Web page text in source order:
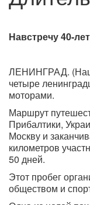
Навстречу 40-
ЛЕНИНГРАД. (Наш
четыре
моторами.
Маршрут
Прибалтики,
Москву и
километров
50 дней.
Этот пробег
обществом и